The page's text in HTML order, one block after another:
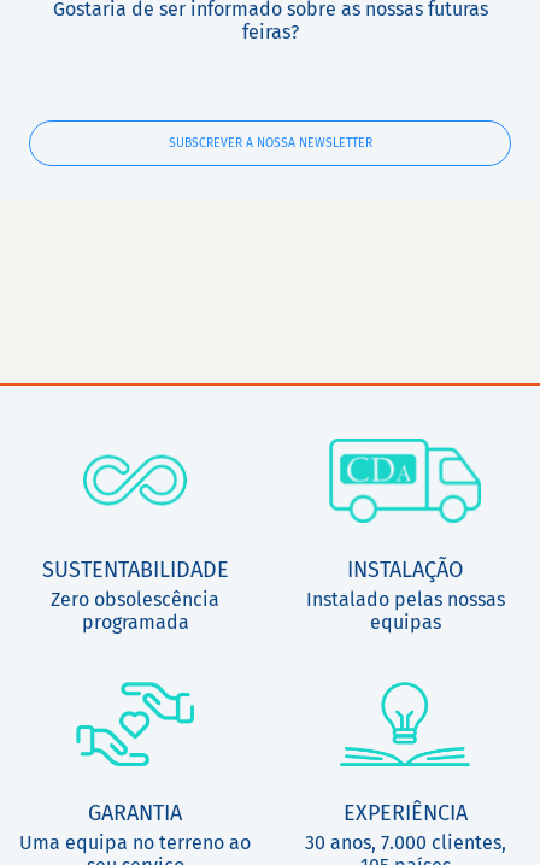
Gostaria de ser informado sobre as nossas futuras
feiras?
SUBSCREVER A NOSSA NEWSLETTER
SUSTENTABILIDADE
Zero obsolescência
programada
INSTALAÇÃO
Instalado pelas nossas
equipas
GARANTIA
Uma equipa no terreno ao
EXPERIÊNCIA
30 anos, 7.000 clientes,